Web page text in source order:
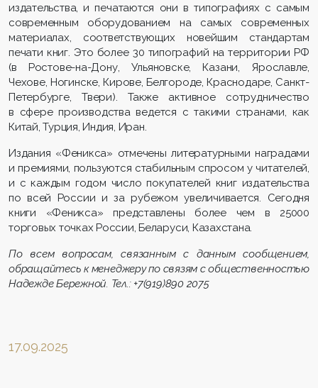
издательства, и печатаются они в типографиях с самым
современным оборудованием на самых современных
материалах, соответствующих новейшим стандартам
печати книг. Это более 30 типографий на территории РФ
(в Ростове-на-Дону, Ульяновске, Казани, Ярославле,
Чехове, Ногинске, Кирове, Белгороде, Краснодаре, Санкт-
Петербурге, Твери). Также активное сотрудничество
в сфере производства ведется с такими странами, как
Китай, Турция, Индия, Иран.
Издания «Феникса» отмечены литературными наградами
и премиями, пользуются стабильным спросом у читателей,
и с каждым годом число покупателей книг издательства
по всей России и за рубежом увеличивается. Сегодня
книги «Феникса» представлены более чем в 25000
торговых точках России, Беларуси, Казахстана.
По всем вопросам, связанным с данным сообщением,
обращайтесь к менеджеру по связям с общественностью
Надежде Бережной. Тел.: +7(919)890 2075
17.09.2025